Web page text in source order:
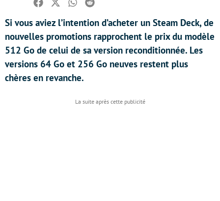
Facebook
TwitterWhatsapp
Reddit
Si vous aviez l’intention d’acheter un Steam Deck, de
nouvelles promotions rapprochent le prix du modèle
512 Go de celui de sa version reconditionnée. Les
versions 64 Go et 256 Go neuves restent plus
chères en revanche.